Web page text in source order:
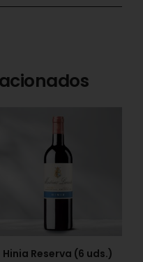
Hinia Reserva (6 uds.)